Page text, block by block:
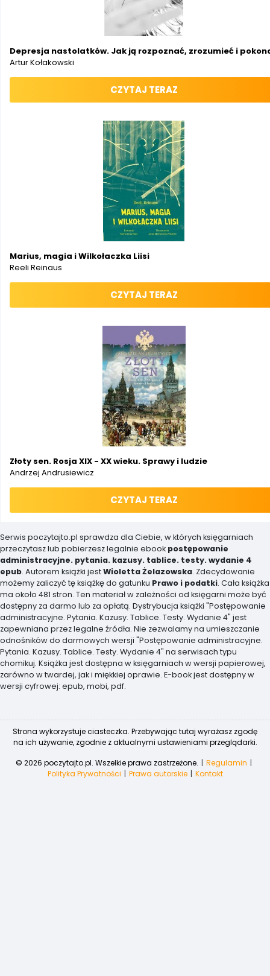
Depresja nastolatków. Jak ją rozpoznać, zrozumieć i
Artur Kołakowski
CZYTAJ TERAZ
Marius, magia i Wilkołaczka Liisi
Reeli Reinaus
CZYTAJ TERAZ
Złoty sen. Rosja XIX - XX wieku. Sprawy i ludzie
Andrzej Andrusiewicz
CZYTAJ TERAZ
Serwis poczytajto.pl sprawdza dla Ciebie, w których księgarniach
przeczytasz lub pobierzesz legalnie ebook postępowanie
administracyjne. pytania. kazusy. tablice. testy. wydanie 4
epub. Autorem książki jestWioletta Żelazowska. Zdecydowanie
możemy zaliczyć tę książkę do gatunku Prawo i podatki. Cała książka
ma około 481 stron. Ten materiał w zależności od księgarni może być
dostępny za darmo lub za opłatą. Dystrybucja książki "Postępowanie
administracyjne. Pytania. Kazusy. Tablice. Testy. Wydanie 4" jest
zapewniana przez legalne źródła. Nie zezwalamy na umieszczanie
odnośników do darmowych wersji "Postępowanie administracyjne.
Pytania. Kazusy. Tablice. Testy. Wydanie 4" na serwisach typu
chomikuj. Książka jest dostępna w księgarniach w wersji papierowej,
zarówno w twardej, jak i miękkiej oprawie. E-book jest dostępny w
wersji cyfrowej: epub, mobi, pdf.
Strona wykorzystuje ciasteczka. Przebywając tutaj wyrażasz zgodę
na ich używanie, zgodnie z aktualnymi ustawieniami przeglądarki.
© 2026 poczytajto.pl. Wszelkie prawa zastrzeżone.
Regulamin
Polityka Prywatności
Prawa autorskie Kontakt